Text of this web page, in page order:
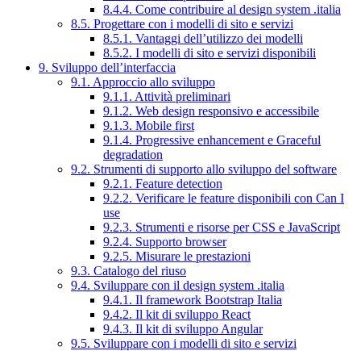
8.4.4. Come contribuire al design system .italia
8.5. Progettare con i modelli di sito e servizi
8.5.1. Vantaggi dell’utilizzo dei modelli
8.5.2. I modelli di sito e servizi disponibili
9. Sviluppo dell’interfaccia
9.1. Approccio allo sviluppo
9.1.1. Attività preliminari
9.1.2. Web design responsivo e accessibile
9.1.3. Mobile first
9.1.4. Progressive enhancement e Graceful
degradation
9.2. Strumenti di supporto allo sviluppo del software
9.2.1. Feature detection
9.2.2. Verificare le feature disponibili con Can I
use
9.2.3. Strumenti e risorse per CSS e JavaScript
9.2.4. Supporto browser
9.2.5. Misurare le prestazioni
9.3. Catalogo del riuso
9.4. Sviluppare con il design system .italia
9.4.1. Il framework Bootstrap Italia
9.4.2. Il kit di sviluppo React
9.4.3. Il kit di sviluppo Angular
9.5. Sviluppare con i modelli di sito e servizi